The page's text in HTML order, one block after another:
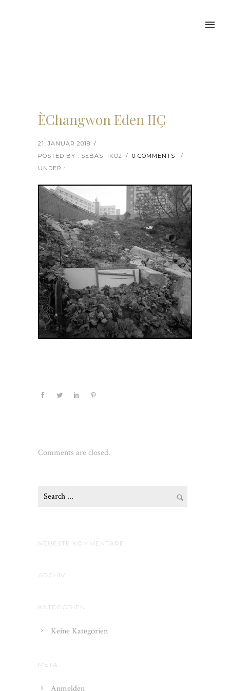
ÈChangwon Eden IIÇ
21. JANUAR 2018 /
POSTED BY : SEBASTIKO2 / 0 COMMENTS
/
UNDER :
Comments are closed.
NEUESTE KOMMENTARE
ARCHIV
KATEGORIEN
Keine Kategorien
META
Anmelden